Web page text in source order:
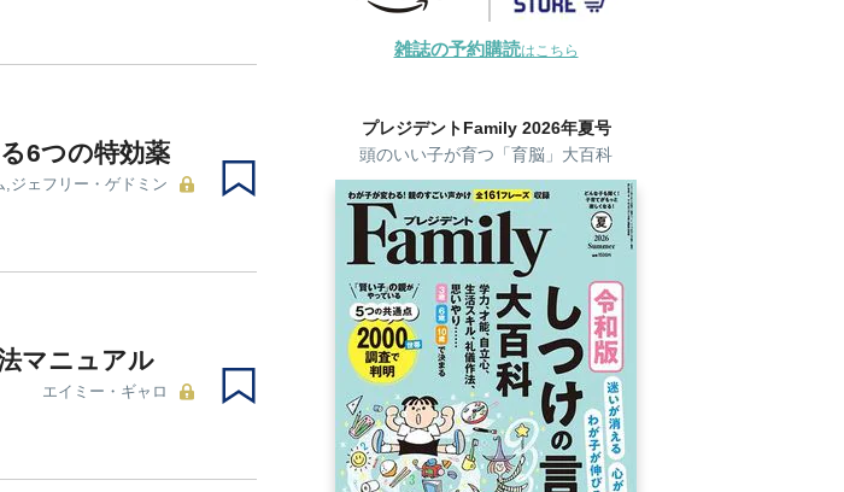
6つの特効薬
,ジェフリー・ゲドミン
マニュアル
エイミー・ギャロ
雑誌の予約購読はこちら
プレジデントFamily 2026年夏号
頭のいい子が育つ「育脳」大百科